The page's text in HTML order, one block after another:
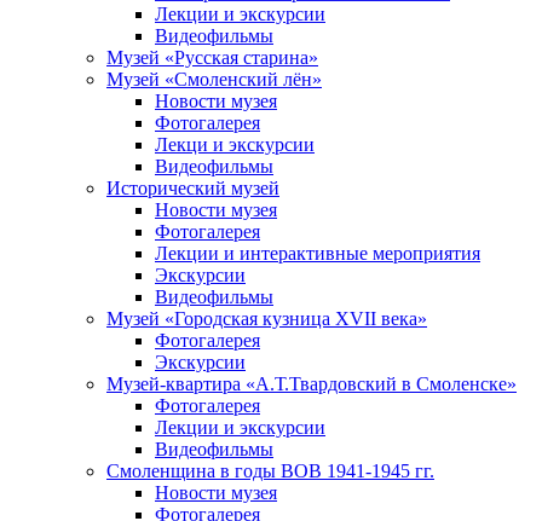
Лекции и экскурсии
Видеофильмы
Музей «Русская старина»
Музей «Смоленский лён»
Новости музея
Фотогалерея
Лекци и экскурсии
Видеофильмы
Исторический музей
Новости музея
Фотогалерея
Лекции и интерактивные мероприятия
Экскурсии
Видеофильмы
Музей «Городская кузница XVII века»
Фотогалерея
Экскурсии
Музей-квартира «А.Т.Твардовский в Смоленске»
Фотогалерея
Лекции и экскурсии
Видеофильмы
Смоленщина в годы ВОВ 1941-1945 гг.
Новости музея
Фотогалерея